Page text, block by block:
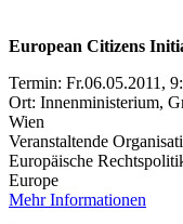
European Citizens
Termin: Fr.06.05.2011,
Ort: Innenministerium,
Wien
Veranstaltende
Europäische
Europe
Mehr Informationen